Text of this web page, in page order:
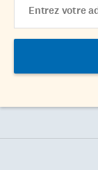
Address